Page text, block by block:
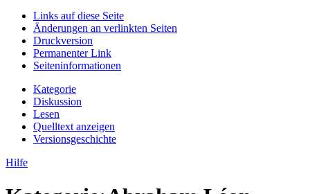
Links auf diese Seite
Änderungen an verlinkten Seiten
Druckversion
Permanenter Link
Seiten­­informationen
Kategorie
Diskussion
Lesen
Quelltext anzeigen
Versionsgeschichte
Hilfe